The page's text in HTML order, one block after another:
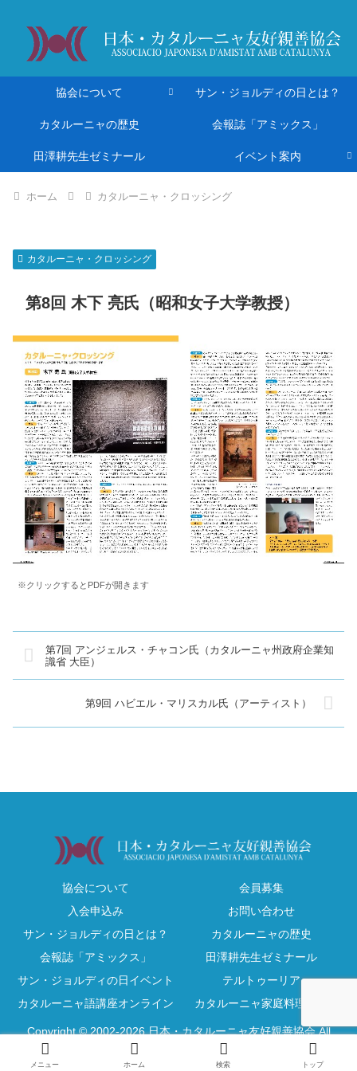
協会について サン・ジョルディの日とは？
カタルーニャの歴史 会報誌「アミックス」
田澤耕先生ゼミナール イベント案内
ホーム カタルーニャ・クロッシング
カタルーニャ・クロッシング
第8回 木下 亮氏（昭和女子大学教授）
※クリックするとPDFが開きます
第7回 アンジェルス・チャコン氏（カタルーニャ州政府企業知
識省 大臣）
第9回 ハビエル・マリスカル氏（アーティスト）
協会について
会員募集
入会申込み
お問い合わせ
サン・ジョルディの日とは？
カタルーニャの歴史
会報誌「アミックス」
田澤耕先生ゼミナール
サン・ジョルディの日イベント
テルトゥーリア
カタルーニャ語講座オンライン
カタルーニャ家庭料理教室
Copyright © 2002-2026 日本・カタルーニャ友好親善協会 All
Rights Reserved.
メニュー ホーム 検索 トップ